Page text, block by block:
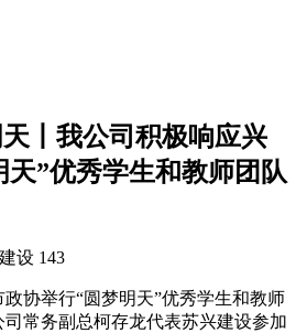
丨我公司积极响应兴
”优秀学生和教师团队
设 143
协举行“圆梦明天”优秀学生和教师
常务副总柯存龙代表苏兴建设参加